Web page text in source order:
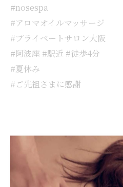
#nosespa
#アロマオイルマッサージ
#プライベートサロン大阪
#阿波座 #駅近 #徒歩4分
#夏休み
#ご先祖さまに感謝
< 前のページ 一覧に